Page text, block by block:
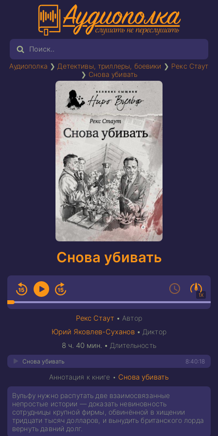
Аудиополка ❯ Детективы, триллеры, боевики ❯ Рекс Стаут
❯ Снова убивать
Снова убивать
1X
Рекс Стаут •Автор
Юрий Яковлев-Суханов •Диктор
8 ч. 40 мин. •Длительность
8:40:18
Снова убивать
Аннотация к книге • Снова убивать
Вульфу нужно распутать две взаимосвязанные
непростые истории — доказать невиновность
сотрудницы крупной фирмы, обвинённой в хищении
тридцати тысяч долларов, и вынудить британского лорда
вернуть давний долг.